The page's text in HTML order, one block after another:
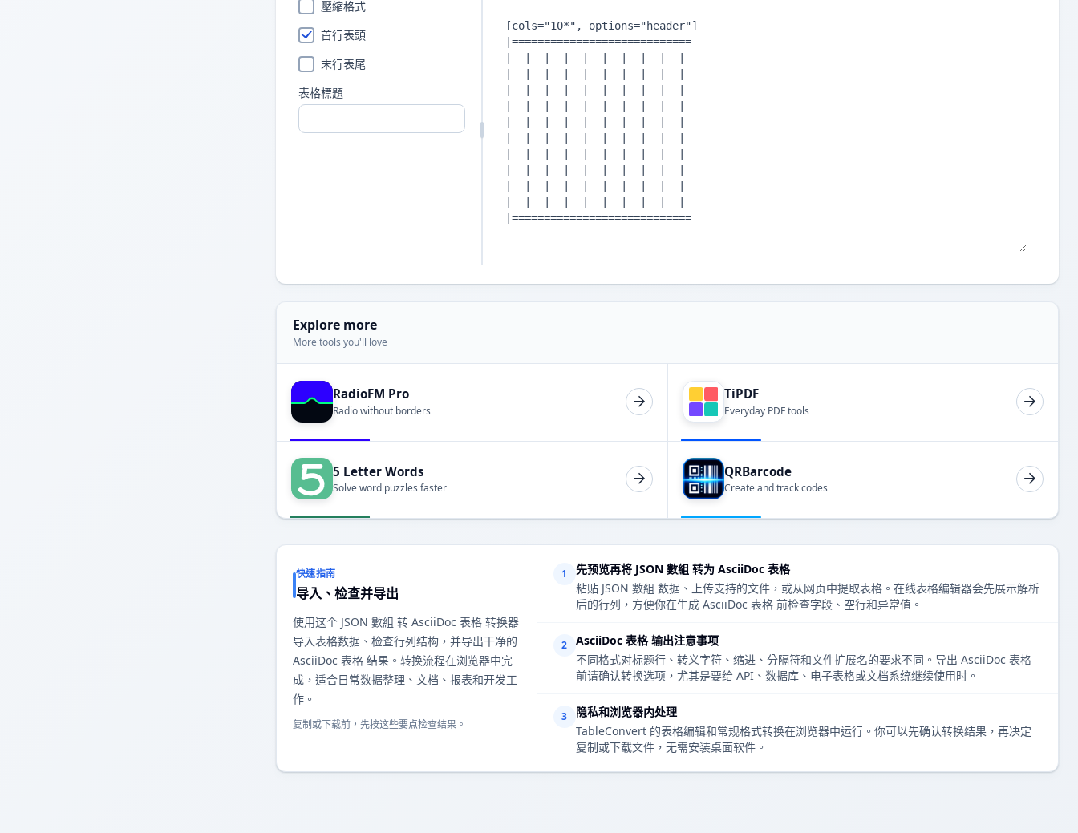
壓縮格式
首行表頭
末行表尾
表格標題
Explore more
More tools you'll love
RadioFM Pro
Radio without borders
TiPDF
Everyday PDF tools
5 Letter Words
Solve word puzzles faster
QRBarcode
Create and track codes
快速指南
导入、检查并导出
使用这个 JSON 數組 转 AsciiDoc 表格 转换器
导入表格数据、检查行列结构，并导出干净的
AsciiDoc 表格 结果。转换流程在浏览器中完
成，适合日常数据整理、文档、报表和开发工
作。
复制或下载前，先按这些要点检查结果。
1
先预览再将 JSON 數組 转为 AsciiDoc 表格
粘贴 JSON 數組 数据、上传支持的文件，或从网页中提取表格。在线表格编辑器会先展示解析
后的行列，方便你在生成 AsciiDoc 表格 前检查字段、空行和异常值。
2
AsciiDoc 表格 输出注意事项
不同格式对标题行、转义字符、缩进、分隔符和文件扩展名的要求不同。导出 AsciiDoc 表格
前请确认转换选项，尤其是要给 API、数据库、电子表格或文档系统继续使用时。
3
隐私和浏览器内处理
TableConvert 的表格编辑和常规格式转换在浏览器中运行。你可以先确认转换结果，再决定
复制或下载文件，无需安装桌面软件。